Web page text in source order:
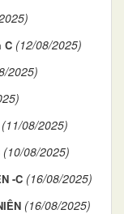
C (12/08/2025)
2025)
(11/08/2025)
(10/08/2025)
-C (16/08/2025)
(16/08/2025)